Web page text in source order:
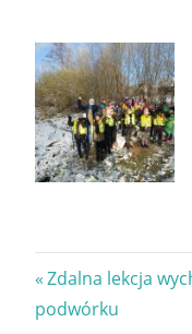
Nawigacja
wpisu
Previous
Post:
Zdalna lekcja
podwórku